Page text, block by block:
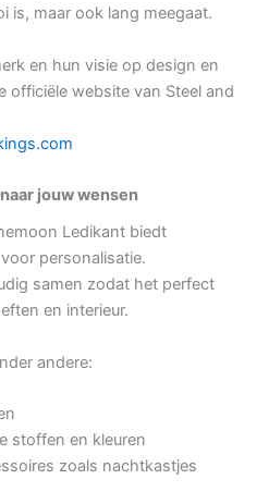
is, maar ook lang meegaat.
en hun visie op design en
officiële website van Steel and
jouw wensen
Ledikant biedt
personalisatie.
samen zodat het perfect
en interieur.
andere:
stoffen en kleuren
zoals nachtkastjes